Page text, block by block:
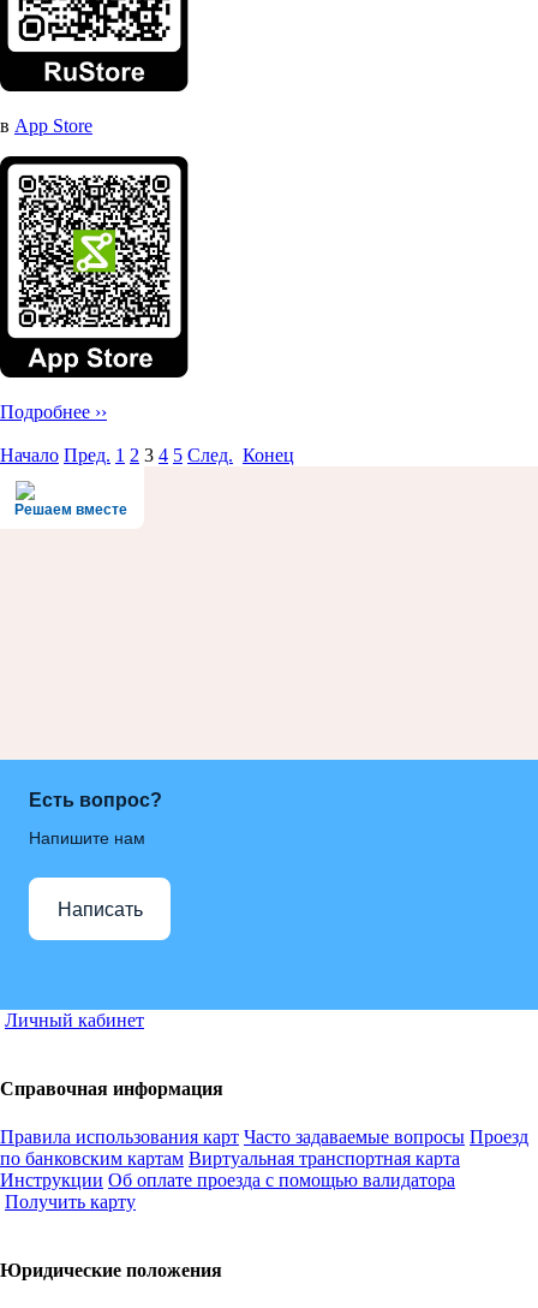
в App Store
Подробнее ››
Начало Пред. 1 2 3 4 5 След. Конец
Решаем вместе
Есть вопрос?
Напишите нам
Написать
Личный кабинет
Справочная информация
Правила использования карт Часто задаваемые вопросы Проезд
по банковским картам Виртуальная транспортная карта
Инструкции Об оплате проезда с помощью валидатора
Получить карту
Юридические положения